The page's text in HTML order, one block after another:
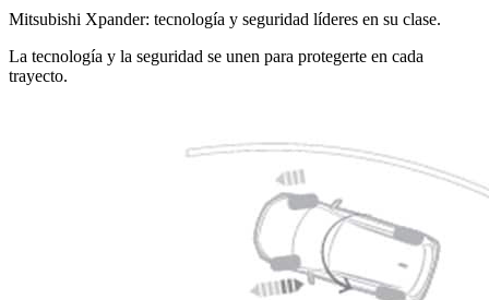
Mitsubishi Xpander: tecnología y seguridad líderes en su clase.
La tecnología y la seguridad se unen para protegerte en cada
trayecto.